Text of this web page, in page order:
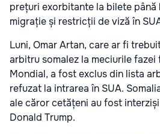
prețuri exorbitante la bilete
migrație și restricții de viză în
Luni, Omar Artan, care ar fi
arbitru somalez la meciurile fazei
Mondial, a fost exclus din lista
refuzat la intrarea în SUA.
ale căror cetățeni au fost
Donald Trump.